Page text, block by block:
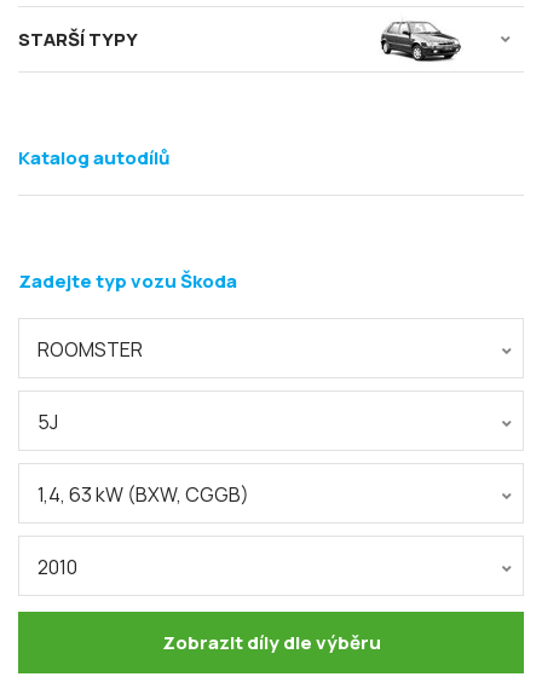
STARŠÍ TYPY
Zadejte typ vozu Škoda
ROOMSTER
5J
1,4, 63 kW (BXW, CGGB)
2010
Zobrazit díly dle výběru
Katalog autodílů